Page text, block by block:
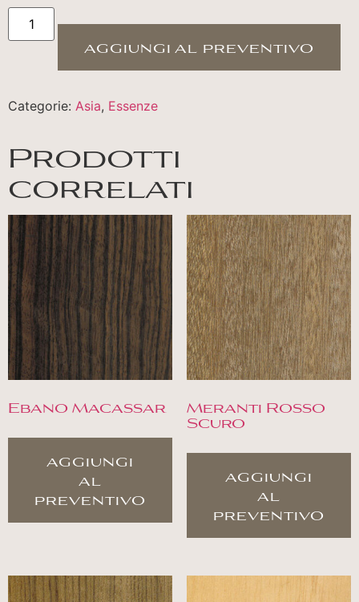
aggiungi al preventivo
Categorie: Asia, Essenze
Prodotti
correlati
Ebano Macassar
aggiungi
al
preventivo
Meranti Rosso
Scuro
aggiungi
al
preventivo